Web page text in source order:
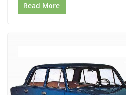
Read More